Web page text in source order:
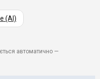
(AI)
автоматично —